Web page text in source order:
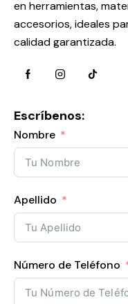
en herramientas,
accesorios, ideales
calidad garantizada.
Escríbenos:
Nombre
Apellido
Número de Teléfono